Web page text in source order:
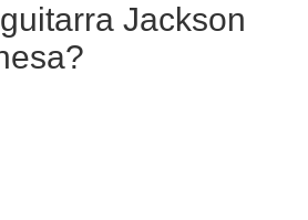
Jackson